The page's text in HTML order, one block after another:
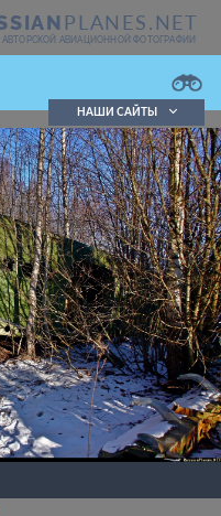
PLANES.NET
АВТОРСКОЙ АВИАЦИОННОЙ ФОТОГРАФИИ
НАШИ САЙТЫ